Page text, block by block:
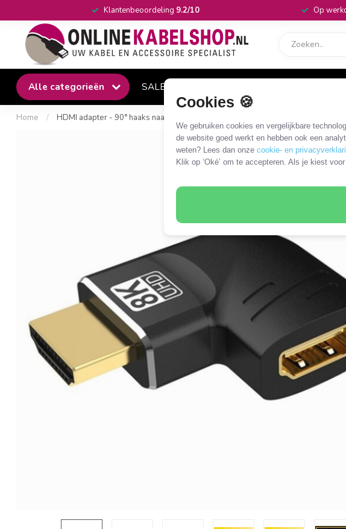
Cookies 🍪
We gebruiken cookies en vergelijkbare
de website goed werkt en hebben ook een
weten? Lees dan onze cookie- en
Klik op ‘Oké’ om te accepteren. Als je kiest voor
Klantenbeoordeling 9.2/10 Op
Alle categorieën SALE
Home / HDMI adapter - 90° haaks naar links - HDMI2.1 (8K 60Hz + HDR) / zwart